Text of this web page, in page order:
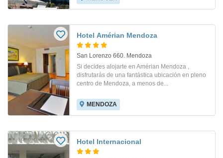
Hotel Amérian Mendoza
San Lorenzo 660. Mendoza
Si decides alojarte en Amérian Mendoza ,
disfrutarás de una fantástica ubicación en pleno
centro de Mendoza, a menos de...
MENDOZA
Hotel Internacional